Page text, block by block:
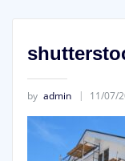
by admin 11/07/